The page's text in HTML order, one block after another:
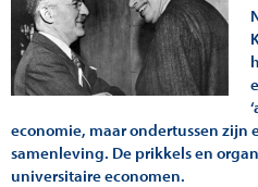
economie, maar ondertussen
samenleving. De prikkels en
universitaire economen.